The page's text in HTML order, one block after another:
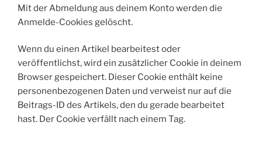
Mit der Abmeldung aus deinem Konto werden die
Anmelde-Cookies gelöscht.
Wenn du einen Artikel bearbeitest oder
veröffentlichst, wird ein zusätzlicher Cookie in deinem
Browser gespeichert. Dieser Cookie enthält keine
personenbezogenen Daten und verweist nur auf die
Beitrags-ID des Artikels, den du gerade bearbeitet
hast. Der Cookie verfällt nach einem Tag.